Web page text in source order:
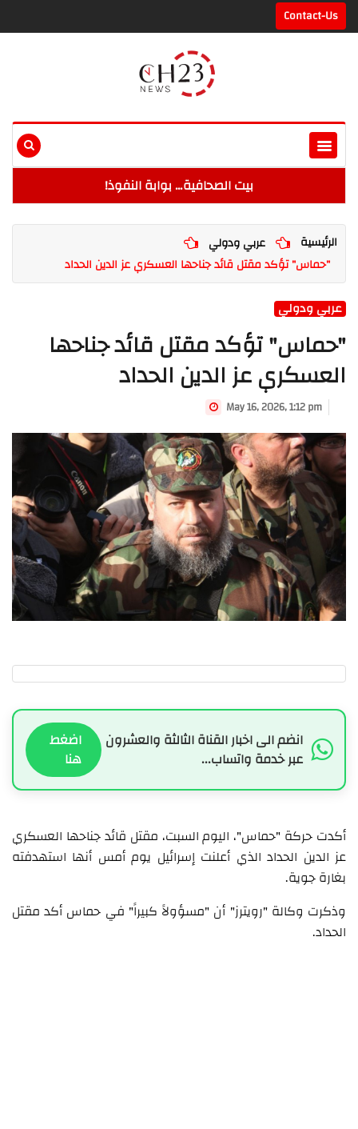
Contact-Us
بيت الصحافية… بوابة النفوذ!
الرئيسية
عربي ودولي
"حماس" تؤكد مقتل قائد جناحها العسكري عز الدين الحداد
عربي ودولي
"حماس" تؤكد مقتل قائد جناحها
العسكري عز الدين الحداد
May 16, 2026, 1:12 pm
انضم الى اخبار القناة الثالثة والعشرون
عبر خدمة واتساب...
اضغط
هنا
أكدت حركة "حماس"، اليوم السبت، مقتل قائد جناحها العسكري
عز الدين الحداد الذي أعلنت إسرائيل يوم أمس أنها استهدفته
بغارة جوية.
وذكرت وكالة "رويترز" أن "مسؤولاً كبيراً" في حماس أكد مقتل
الحداد.